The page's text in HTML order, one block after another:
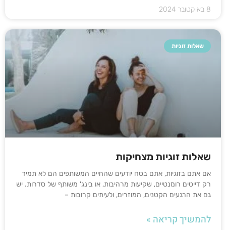
8 באוקטובר 2024
שאלות זוגיות
שאלות זוגיות מצחיקות
אם אתם בזוגיות, אתם בטח יודעים שהחיים המשותפים הם לא תמיד
רק דייטים רומנטיים, שקיעות מרהיבות, או בינג' משותף של סדרות. יש
גם את הרגעים הקטנים, המוזרים, ולעיתים קרובות –
להמשיך קריאה »